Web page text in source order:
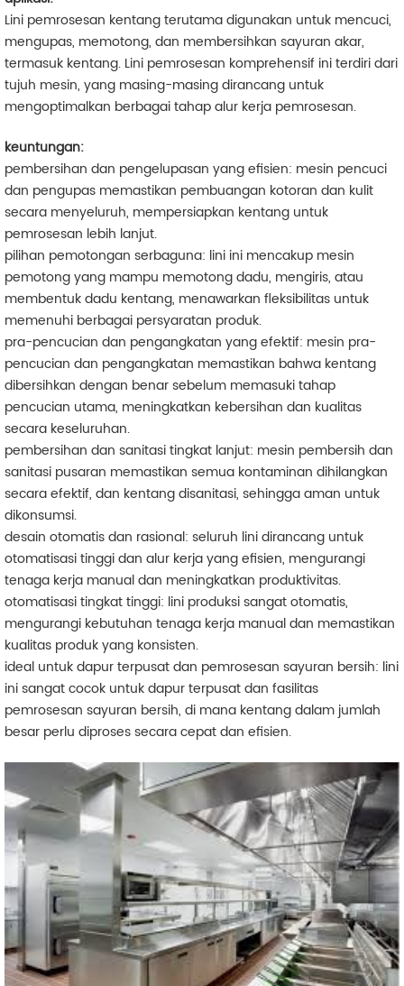
Lini pemrosesan kentang terutama digunakan untuk mencuci,
mengupas, memotong, dan membersihkan sayuran akar,
termasuk kentang. Lini pemrosesan komprehensif ini terdiri dari
tujuh mesin, yang masing-masing dirancang untuk
mengoptimalkan berbagai tahap alur kerja pemrosesan.
keuntungan:
pembersihan dan pengelupasan yang efisien: mesin pencuci
dan pengupas memastikan pembuangan kotoran dan kulit
secara menyeluruh, mempersiapkan kentang untuk
pemrosesan lebih lanjut.
pilihan pemotongan serbaguna: lini ini mencakup mesin
pemotong yang mampu memotong dadu, mengiris, atau
membentuk dadu kentang, menawarkan fleksibilitas untuk
memenuhi berbagai persyaratan produk.
pra-pencucian dan pengangkatan yang efektif: mesin pra-
pencucian dan pengangkatan memastikan bahwa kentang
dibersihkan dengan benar sebelum memasuki tahap
pencucian utama, meningkatkan kebersihan dan kualitas
secara keseluruhan.
pembersihan dan sanitasi tingkat lanjut: mesin pembersih dan
sanitasi pusaran memastikan semua kontaminan dihilangkan
secara efektif, dan kentang disanitasi, sehingga aman untuk
dikonsumsi.
desain otomatis dan rasional: seluruh lini dirancang untuk
otomatisasi tinggi dan alur kerja yang efisien, mengurangi
tenaga kerja manual dan meningkatkan produktivitas.
otomatisasi tingkat tinggi: lini produksi sangat otomatis,
mengurangi kebutuhan tenaga kerja manual dan memastikan
kualitas produk yang konsisten.
ideal untuk dapur terpusat dan pemrosesan sayuran bersih: lini
ini sangat cocok untuk dapur terpusat dan fasilitas
pemrosesan sayuran bersih, di mana kentang dalam jumlah
besar perlu diproses secara cepat dan efisien.